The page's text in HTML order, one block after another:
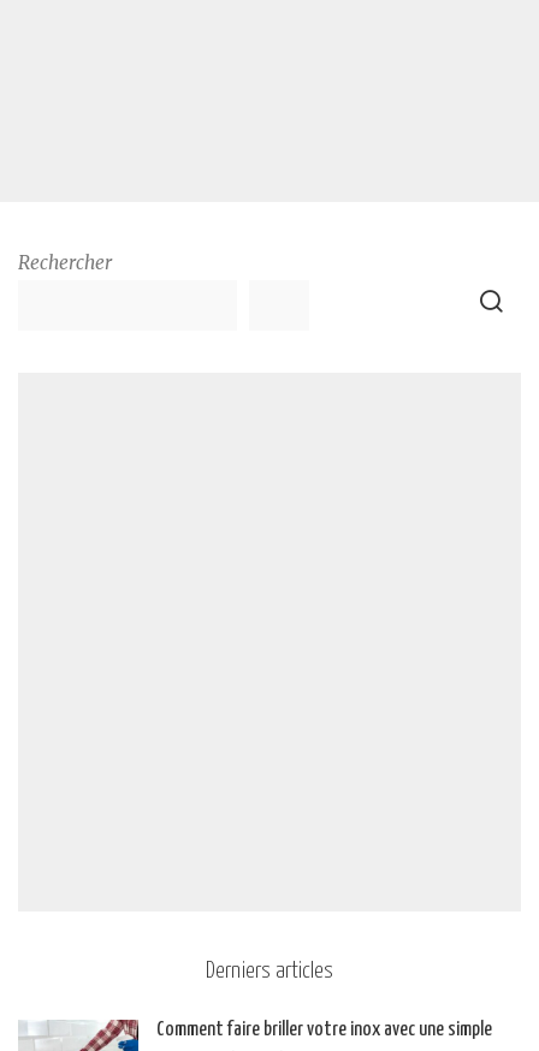
Rechercher
Derniers articles
Comment faire briller votre inox avec une simple